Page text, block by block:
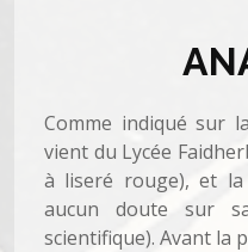
Comme indiqué sur
vient du Lycée
à liseré rouge), et la
aucun doute sur
scientifique). Avant la